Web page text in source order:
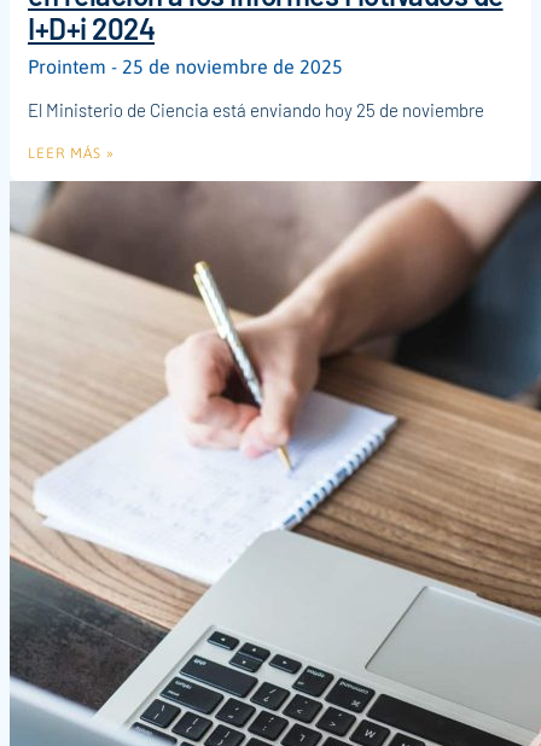
I+D+i 2024
Prointem
25 de noviembre de 2025
El Ministerio de Ciencia está enviando hoy 25 de noviembre
LEER MÁS »